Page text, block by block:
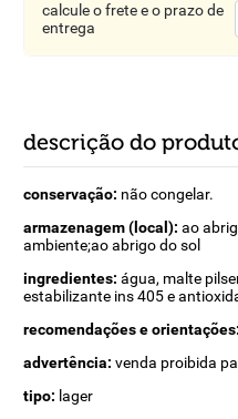
calcule o frete e o prazo de
entrega
descrição do
conservação: não congelar.
armazenagem (local): ao
ambiente;ao abrigo do sol
ingredientes: água, malte
estabilizante ins 405 e
recomendações e orientações:
advertência: venda proibida
tipo: lager